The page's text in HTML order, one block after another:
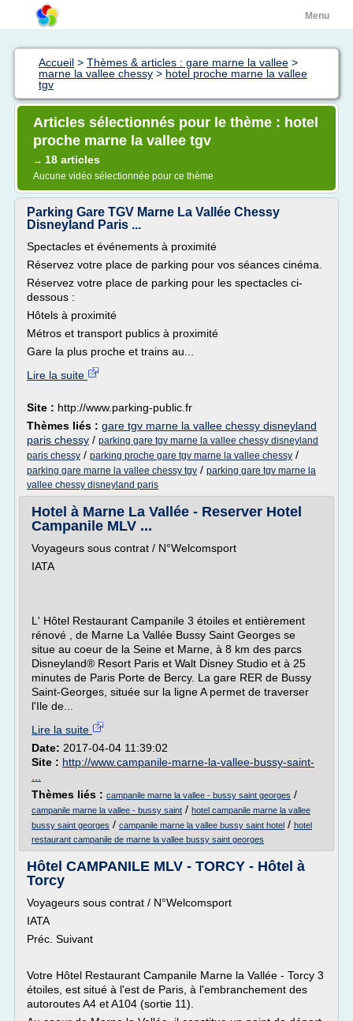
Menu
Accueil > Thèmes & articles : gare marne la vallee >
marne la vallee chessy > hotel proche marne la vallee
tgv
Articles sélectionnés pour le thème : hotel
proche marne la vallee tgv
→ 18 articles
Aucune vidéo sélectionnée pour ce thème
Parking Gare TGV Marne La Vallée Chessy
Disneyland Paris ...
Spectacles et événements à proximité
Réservez votre place de parking pour vos séances cinéma.
Réservez votre place de parking pour les spectacles ci-
dessous :
Hôtels à proximité
Métros et transport publics à proximité
Gare la plus proche et trains au...
Lire la suite
Site : http://www.parking-public.fr
Thèmes liés : gare tgv marne la vallee chessy disneyland
paris chessy / parking gare tgv marne la vallee chessy disneyland
paris chessy / parking proche gare tgv marne la vallee chessy /
parking gare marne la vallee chessy tgv / parking gare tgv marne la
vallee chessy disneyland paris
Hotel à Marne La Vallée - Reserver Hotel
Campanile MLV ...
Voyageurs sous contrat / N°Welcomsport
IATA
L' Hôtel Restaurant Campanile 3 étoiles et entièrement
rénové , de Marne La Vallée Bussy Saint Georges se
situe au coeur de la Seine et Marne, à 8 km des parcs
Disneyland® Resort Paris et Walt Disney Studio et à 25
minutes de Paris Porte de Bercy. La gare RER de Bussy
Saint-Georges, située sur la ligne A permet de traverser
l'Ile de...
Lire la suite
Date: 2017-04-04 11:39:02
Site : http://www.campanile-marne-la-vallee-bussy-saint-
Thèmes liés : campanile marne la vallee - bussy saint georges /
campanile marne la vallee - bussy saint / hotel campanile marne la vallee
bussy saint georges / campanile marne la vallee bussy saint hotel / hotel
restaurant campanile de marne la vallee bussy saint georges
Hôtel CAMPANILE MLV - TORCY - Hôtel à
Torcy
Voyageurs sous contrat / N°Welcomsport
IATA
Préc. Suivant
Votre Hôtel Restaurant Campanile Marne la Vallée - Torcy 3
étoiles, est situé à l'est de Paris, à l'embranchement des
autoroutes A4 et A104 (sortie 11).